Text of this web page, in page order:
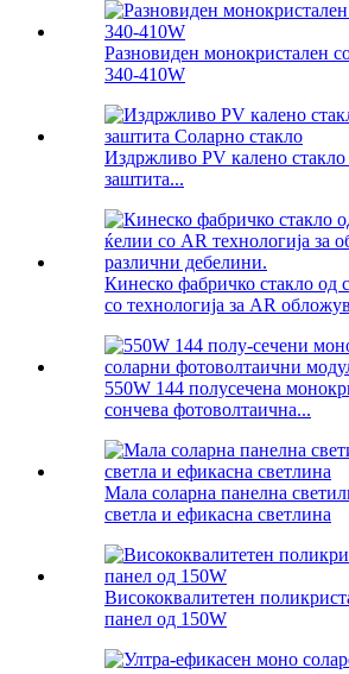
Разновиден монокристален
340-410W
Издржливо PV калено стакло
заштита...
Кинеско фабричко стакло од
со технологија за AR
550W 144 полусечена
сончева фотоволтаична...
Мала соларна панелна
светла и ефикасна светлина
Висококвалитетен
панел од 150W